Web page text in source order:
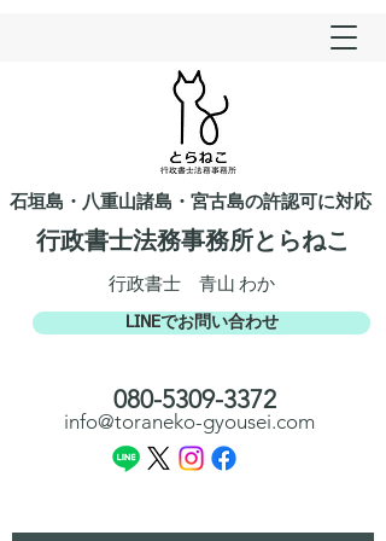
石垣島・八重山諸島・宮古島の許認可に対応
行政書士法務事務所とらねこ​​
​行政書士 青山 わか
LINEでお問い合わせ
​080-5309-3372​​
info@toraneko-gyousei.com